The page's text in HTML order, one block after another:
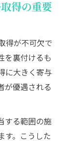
得の重要
得が不可欠で
を裏付けるも
に大きく寄与
が優遇される
する範囲の施
す。こうした